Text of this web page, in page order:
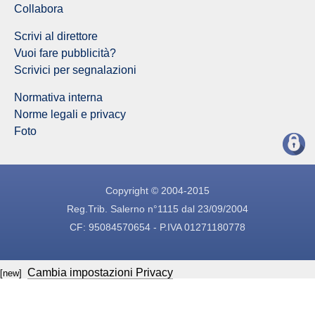
Collabora
Scrivi al direttore
Vuoi fare pubblicità?
Scrivici per segnalazioni
Normativa interna
Norme legali e privacy
Foto
Copyright © 2004-2015
Reg.Trib. Salerno n°1115 dal 23/09/2004
CF: 95084570654 - P.IVA 01271180778
[new] Cambia impostazioni Privacy